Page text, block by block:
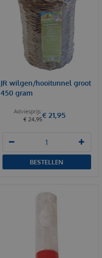
JR wilgen/hooitunnel groot
450 gram
€ 24,95€ 21,95
BESTELLEN